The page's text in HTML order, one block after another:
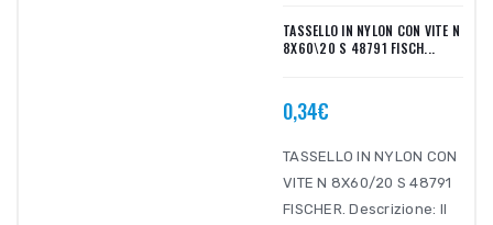
TASSELLO IN NYLON CON VITE N
8X60\20 S 48791 FISCH...
0,34€
TASSELLO IN NYLON CON
VITE N 8X60/20 S 48791
FISCHER. Descrizione: Il